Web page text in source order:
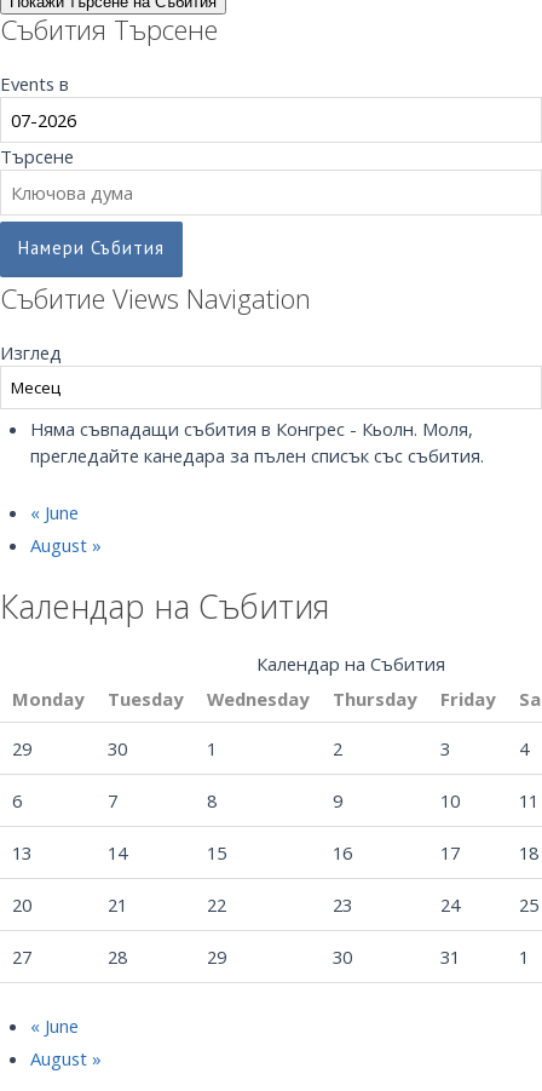
Събития Търсене
Events в
Търсене
Събитие Views Navigation
Изглед
Няма съвпадащи събития в Конгрес - Кьолн. Моля,
прегледайте канедара за пълен списък със събития.
« June
August »
Календар на Събития
Календар на Събития
Monday
Tuesday Wednesday Thursday Friday
29 30 1 2 3 4
6 7 8 9 10 11
13 14 15 16 17 18
20 21 22 23 24 25
27 28 29 30 31 1
« June
August »